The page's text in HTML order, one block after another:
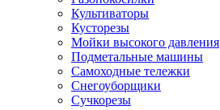
Культиваторы
Кусторезы
Мойки высокого давления
Подметальные машины
Самоходные тележки
Снегоуборщики
Сучкорезы